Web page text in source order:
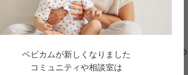
ゆみが治った。
りする時間がなく、デリケートゾーンのかゆ
たが、その時は一度の薬の処方で完治。し
ベビカムが新しくなりました
コミュニティや相談室は